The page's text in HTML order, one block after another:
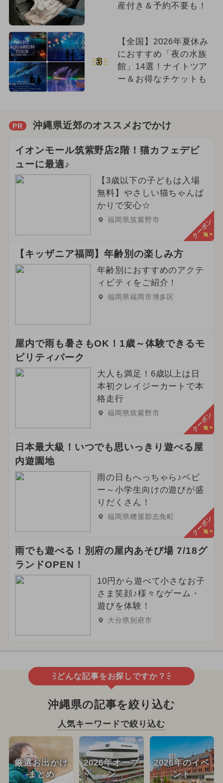
産付き＆予約不要も！
3
【全国】2026年夏休み
におすすめ「夜の水族
館」14選！ナイトツア
ー＆お得なチケットも
PR 沖縄県近郊のオススメおでかけ
イオンモール筑紫野店2階！猫カフェデビ
ューに最適♪
【3歳以下の子どもは入場
無料】やさしい猫ちゃんば
かりで安心☆
福岡県筑紫野市 クーポン
【キッザニア福岡】年齢別の楽しみ方
年齢別におすすめのアクテ
ィビティをご紹介！
福岡県福岡市博多区
屋内で雨も暑さもOK！1歳～体験できるモ
ビリティパーク
大人も満足！6歳以上は日
本初クレイジーカートで本
格走行
福岡県筑紫野市 クーポン
日本最大級！いつでも思いっきり遊べる屋
内遊園地
雨の日もへっちゃら♪ベビ
ー～小学生向けの遊びが盛
りだくさん！
福岡県糟屋郡志免町 クーポン
雨でも遊べる！別府の屋内あそび場 7/18グ
ランドOPEN！
10円から遊べて小さなお子
さま笑顔♪様々なゲーム・
遊びを体験！
大分県別府市
どんな記事をお探しですか？
沖縄県の記事を絞り込む
人気キーワードで絞り込む
厳選お出かけ
まとめ
2026年オープ
ン
2026年のイベ
ント